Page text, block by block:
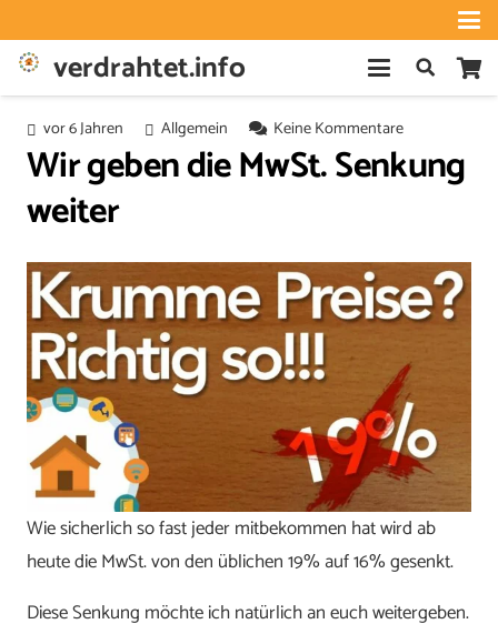
verdrahtet.info
vor 6 Jahren Allgemein Keine Kommentare
Wir geben die MwSt. Senkung
weiter
Wie sicherlich so fast jeder mitbekommen hat wird ab
heute die MwSt. von den üblichen 19% auf 16% gesenkt.
Diese Senkung möchte ich natürlich an euch weitergeben.